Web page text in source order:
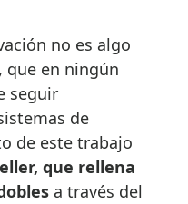
no es algo
que en ningún
seguir
de
de este trabajo
que rellena
a través del